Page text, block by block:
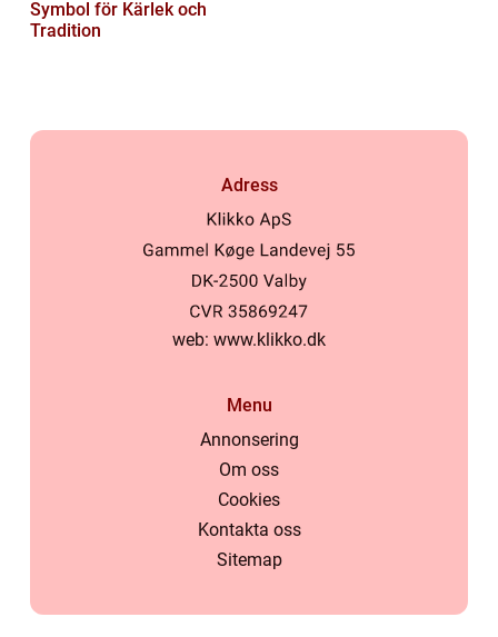
Symbol för Kärlek och
Tradition
Adress
web: www.klikko.dk
Menu
Annonsering
Om oss
Cookies
Kontakta oss
Sitemap